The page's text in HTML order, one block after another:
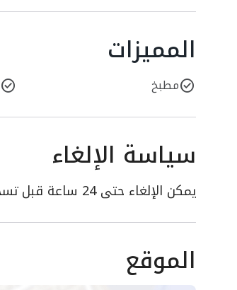
المميزات
مطبخ
سياسة الإلغاء
يمكن الإلغاء حتى 24 ساعة قبل تسجيل الوصول للحصول على استرداد كامل
الموقع